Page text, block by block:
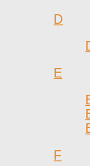
D
E
F